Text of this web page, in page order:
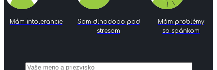
Mám intolerancie
Som dlhodobo pod
stresom
Mám problémy
so spánkom